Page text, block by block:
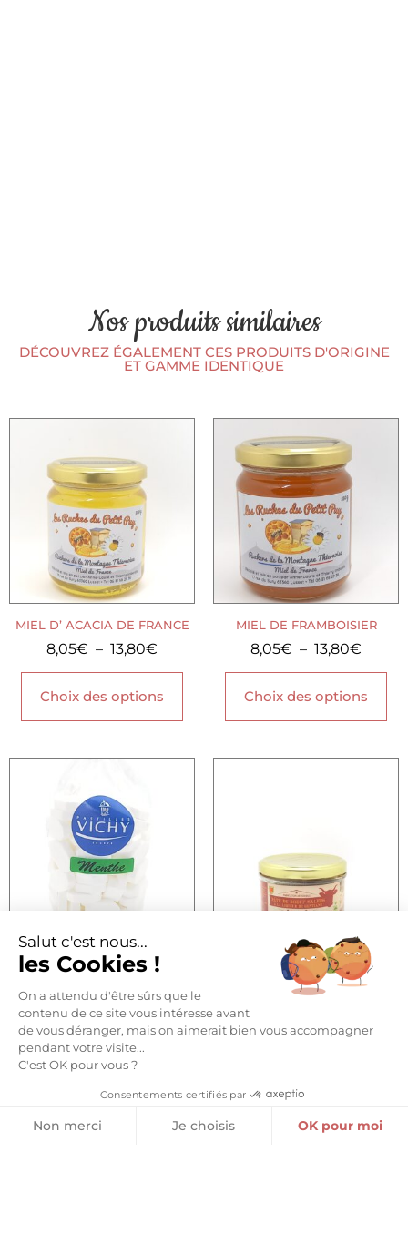
Nos produits similaires
DÉCOUVREZ ÉGALEMENT CES PRODUITS D'ORIGINE
ET GAMME IDENTIQUE
MIEL D’ ACACIA DE FRANCE
8,05€ – 13,80€
Choix des options
MIEL DE FRAMBOISIER
8,05€ – 13,80€
Choix des options
PASTILLES VICHY SOURCE –
4,00€ – 16,00€
Choix des options
PÂTÉ DE BŒUF SALERS
LIQUEUR DE GENTIANE
Salut c'est nous...
les Cookies !
On a attendu d'être sûrs que le
contenu de ce site vous intéresse avant
de vous déranger, mais on aimerait bien vous accompagner
pendant votre visite...
C'est OK pour vous ?
Consentements certifiés par
Non merci Je choisis OK pour moi